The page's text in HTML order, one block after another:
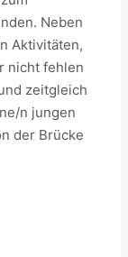
Neben
Aktivitäten,
nicht fehlen
zeitgleich
n jungen
der Brücke